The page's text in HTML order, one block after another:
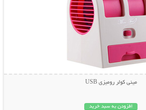
مينی کولر روميزی USB
افزودن به سبد خرید